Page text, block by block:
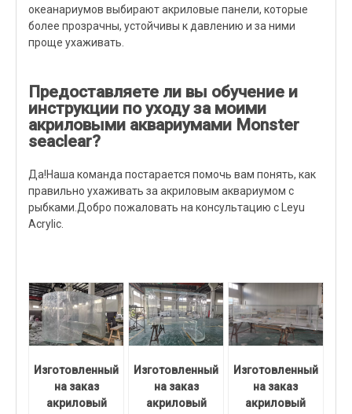
океанариумов выбирают акриловые панели, которые
более прозрачны, устойчивы к давлению и за ними
проще ухаживать.
Предоставляете ли вы обучение и
инструкции по уходу за моими
акриловыми аквариумами Monster
seaclear?
Да!Наша команда постарается помочь вам понять, как
правильно ухаживать за акриловым аквариумом с
рыбками.Добро пожаловать на консультацию с Leyu
Acrylic.
Изготовленный
на заказ
акриловый
Изготовленный
на заказ
акриловый
Изготовленный
на заказ
акриловый